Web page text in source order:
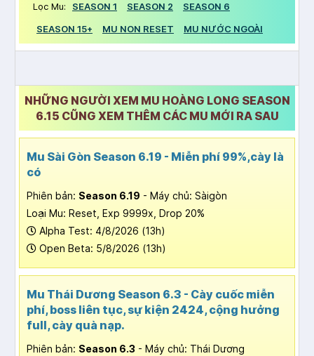
Lọc Mu: SEASON 1 SEASON 2
SEASON 6
SEASON 15+
MU NON RESET MU NƯỚC NGOÀI
NHỮNG NGƯỜI XEM MU HOÀNG LONG SEASON
6.15 CŨNG XEM THÊM CÁC MU MỚI RA SAU
Mu Sài Gòn Season 6.19 - Miễn phí 99%,cày là
có
Phiên bản: Season 6.19 - Máy chủ: Sàigòn
Loại Mu: Reset, Exp 9999x, Drop 20%
Alpha Test: 4/8/2026 (13h)
Open Beta: 5/8/2026 (13h)
Mu Thái Dương Season 6.3 - Cày cuốc miễn
phí, boss liên tục, sự kiện 2424, cộng hưởng
full, cày quà nạp.
Phiên bản: Season 6.3 - Máy chủ: Thái Dương